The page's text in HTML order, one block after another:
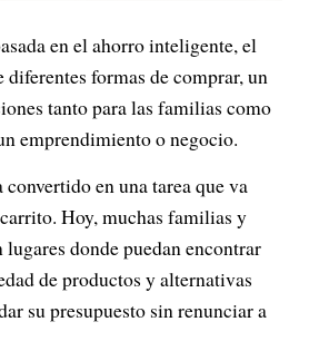
en el ahorro inteligente, el
diferentes formas de comprar, un
tanto para las familias como
emprendimiento o negocio.
convertido en una tarea que va
Hoy, muchas familias y
donde puedan encontrar
de productos y alternativas
su presupuesto sin renunciar a